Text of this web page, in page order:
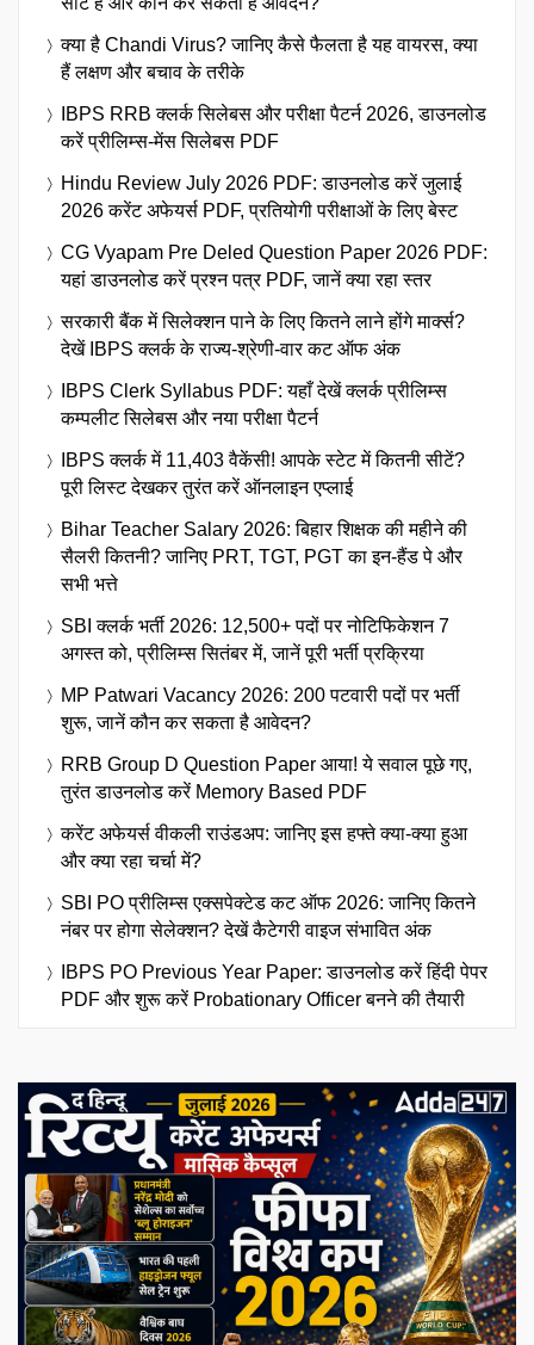
क्या है Chandi Virus? जानिए कैसे फैलता है यह वायरस, क्या
हैं लक्षण और बचाव के तरीके
IBPS RRB क्लर्क सिलेबस और परीक्षा पैटर्न 2026, डाउनलोड
करें प्रीलिम्स-मेंस सिलेबस PDF
Hindu Review July 2026 PDF: डाउनलोड करें जुलाई
2026 करेंट अफेयर्स PDF, प्रतियोगी परीक्षाओं के लिए बेस्ट
CG Vyapam Pre Deled Question Paper 2026 PDF:
यहां डाउनलोड करें प्रश्न पत्र PDF, जानें क्या रहा स्तर
सरकारी बैंक में सिलेक्शन पाने के लिए कितने लाने होंगे मार्क्स?
देखें IBPS क्लर्क के राज्य-श्रेणी-वार कट ऑफ अंक
IBPS Clerk Syllabus PDF: यहाँ देखें क्लर्क प्रीलिम्स
कम्पलीट सिलेबस और नया परीक्षा पैटर्न
IBPS क्लर्क में 11,403 वैकेंसी! आपके स्टेट में कितनी सीटें?
पूरी लिस्ट देखकर तुरंत करें ऑनलाइन एप्लाई
Bihar Teacher Salary 2026: बिहार शिक्षक की महीने की
सैलरी कितनी? जानिए PRT, TGT, PGT का इन-हैंड पे और
सभी भत्ते
SBI क्लर्क भर्ती 2026: 12,500+ पदों पर नोटिफिकेशन 7
अगस्त को, प्रीलिम्स सितंबर में, जानें पूरी भर्ती प्रक्रिया
MP Patwari Vacancy 2026: 200 पटवारी पदों पर भर्ती
शुरू, जानें कौन कर सकता है आवेदन?
RRB Group D Question Paper आया! ये सवाल पूछे गए,
तुरंत डाउनलोड करें Memory Based PDF
करेंट अफेयर्स वीकली राउंडअप: जानिए इस हफ्ते क्या-क्या हुआ
और क्या रहा चर्चा में?
SBI PO प्रीलिम्स एक्सपेक्टेड कट ऑफ 2026: जानिए कितने
नंबर पर होगा सेलेक्शन? देखें कैटेगरी वाइज संभावित अंक
IBPS PO Previous Year Paper: डाउनलोड करें हिंदी पेपर
PDF और शुरू करें Probationary Officer बनने की तैयारी